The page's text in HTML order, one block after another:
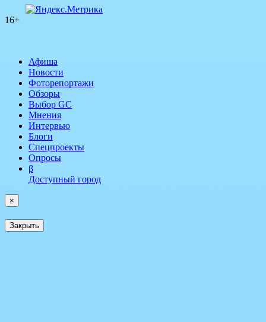
16+
Афиша
Новости
Фоторепортажи
Обзоры
Выбор GC
Мнения
Интервью
Блоги
Спецпроекты
Опросы
β
Доступный город
×
Закрыть